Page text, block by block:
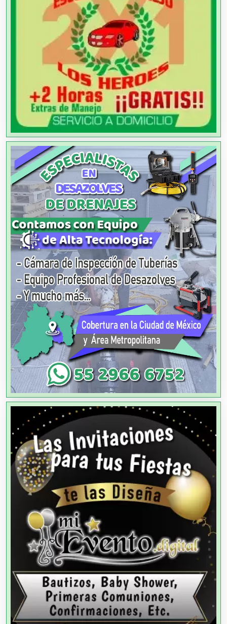
Agricultura y Ganadería
Agua Purificada
Aire Acondicionado
Alarmas
Albercas
Alimentos
Almacenaje
Alquiler de Autos
Alquiler de Equipos para Fiestas
Alquiler de Sillas y Mesas
Alquiler de Trajes de Etiqueta
Alta Costura
Aluminio
Ambulancias
Análisis Clínicos
Análisis de Aguas